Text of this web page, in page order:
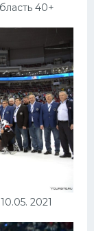
40+
2021